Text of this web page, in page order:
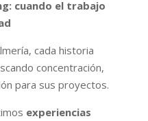
cuando el trabajo
cada historia
concentración,
para sus proyectos.
experiencias